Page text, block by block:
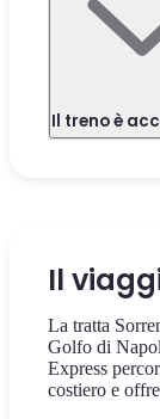
Il treno è
Il
La tratta
Golfo di
Express
costiero e